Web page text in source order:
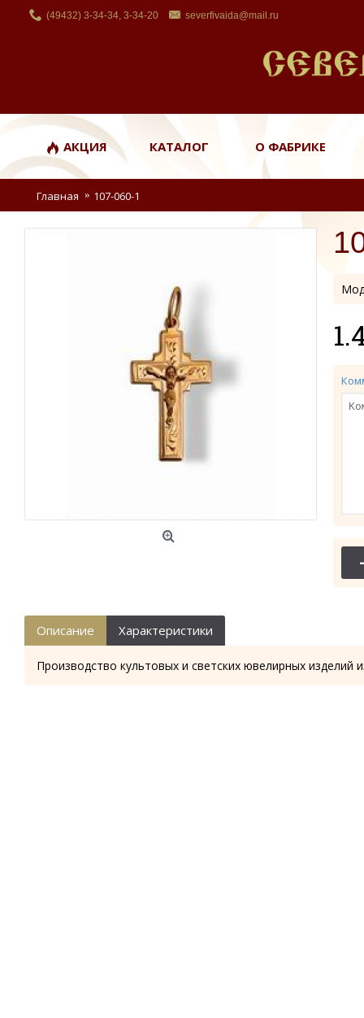
(49432) 3-34-34, 3-34-20 severfivaida@mail.ru
АКЦИЯ КАТАЛОГ О ФАБРИКЕ
Главная 107-060-1
-
Описание Характеристики
Производство культовых и светских ювелирных изделий